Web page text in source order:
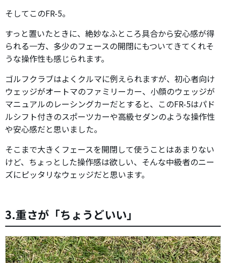
そしてこのFR-5。
すっと置いたときに、絶妙なふところ具合から安心感が得
られる一方、多少のフェースの開閉にもついてきてくれそ
うな操作性も感じられます。
ゴルフクラブはよくクルマに例えられますが、初心者向け
ウェッジがオートマのファミリーカー、小顔のウェッジが
マニュアルのレーシングカーだとすると、このFR-5はパド
ルシフト付きのスポーツカーや高級セダンのような操作性
や安心感だと思いました。
そこまで大きくフェースを開閉して使うことはあまりない
けど、ちょっとした操作感は欲しい、そんな中級者のニー
ズにピッタリなウェッジだと思います。
3.重さが「ちょうどいい」